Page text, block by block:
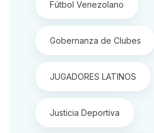
Fútbol Venezolano
Gobernanza de Clubes
JUGADORES LATINOS
Justicia Deportiva